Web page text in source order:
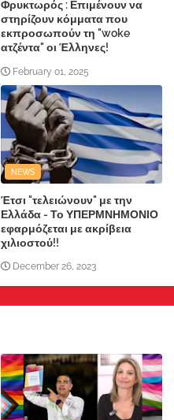
Φρυκτωρός : Επιμένουν να
στηρίζουν κόμματα που
εκπροσωπούν τη "woke
ατζέντα" οι Έλληνες!
February 01, 2025
NEWS
Έτσι "τελειώνουν" με την
Ελλάδα - Το ΥΠΕΡΜΝΗΜΟΝΙΟ
εφαρμόζεται με ακρίβεια
χιλιοστού!!
December 26, 2023